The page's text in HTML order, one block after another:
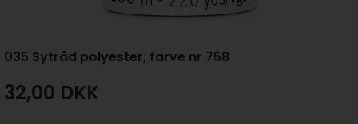
035 Sytråd polyester, farve nr 758
32,00 DKK